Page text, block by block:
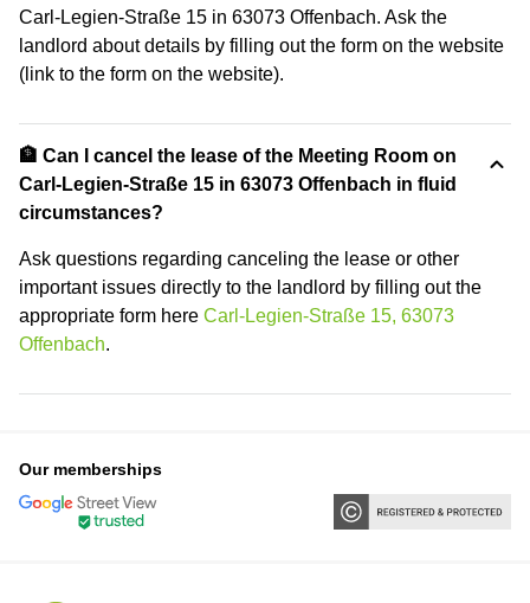
Carl-Legien-Straße 15 in 63073 Offenbach. Ask the
landlord about details by filling out the form on the website
(link to the form on the website).
🏦 Can I cancel the lease of the Meeting Room on
Carl-Legien-Straße 15 in 63073 Offenbach in fluid
circumstances?
Ask questions regarding canceling the lease or other
important issues directly to the landlord by filling out the
appropriate form here Carl-Legien-Straße 15, 63073
Offenbach.
Our memberships